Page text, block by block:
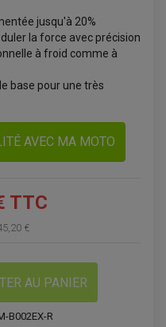
jusqu'à 20%
la force avec précision
à froid comme à
base pour une très
AVEC MA MOTO
TTC
€
AU PANIER
B002EX-R